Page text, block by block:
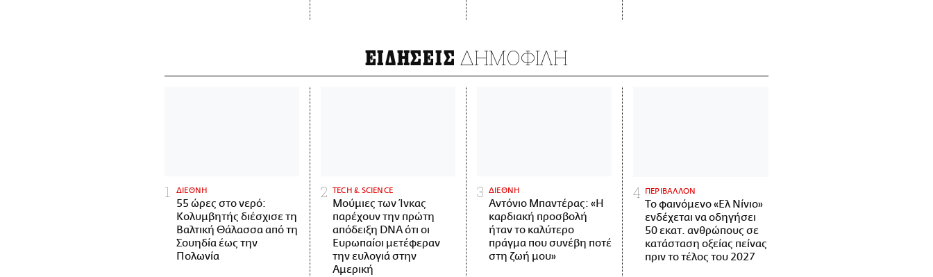
ΕΙΔΗΣΕΙΣ ΔΗΜΟΦΙΛΗ
ΔΙΕΘΝΗ
55 ώρες στο νερό:
Κολυμβητής διέσχισε τη
Βαλτική Θάλασσα από τη
Σουηδία έως την
Πολωνία
ΤECH & SCIENCE
Μούμιες των Ίνκας
παρέχουν την πρώτη
απόδειξη DNA ότι οι
Ευρωπαίοι μετέφεραν
την ευλογιά στην
Αμερική
ΔΙΕΘΝΗ
Αντόνιο Μπαντέρας: «Η
καρδιακή προσβολή
ήταν το καλύτερο
πράγμα που συνέβη ποτέ
στη ζωή μου»
ΠΕΡΙΒΑΛΛΟΝ
Το φαινόμενο «Ελ Νίνιο»
ενδέχεται να οδηγήσει
50 εκατ. ανθρώπους σε
κατάσταση οξείας πείνας
πριν το τέλος του 2027